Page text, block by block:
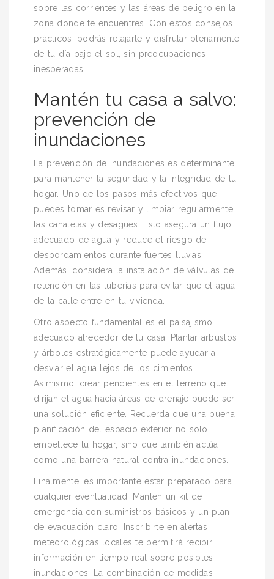
sobre las corrientes y las áreas de peligro en la
zona donde te encuentres. Con estos consejos
prácticos, podrás relajarte y disfrutar plenamente
de tu día bajo el sol, sin preocupaciones
inesperadas.
Mantén tu casa a salvo:
prevención de
inundaciones
La prevención de inundaciones es determinante
para mantener la seguridad y la integridad de tu
hogar. Uno de los pasos más efectivos que
puedes tomar es revisar y limpiar regularmente
las canaletas y desagües. Esto asegura un flujo
adecuado de agua y reduce el riesgo de
desbordamientos durante fuertes lluvias.
Además, considera la instalación de válvulas de
retención en las tuberías para evitar que el agua
de la calle entre en tu vivienda.
Otro aspecto fundamental es el paisajismo
adecuado alrededor de tu casa. Plantar arbustos
y árboles estratégicamente puede ayudar a
desviar el agua lejos de los cimientos.
Asimismo, crear pendientes en el terreno que
dirijan el agua hacia áreas de drenaje puede ser
una solución eficiente. Recuerda que una buena
planificación del espacio exterior no solo
embellece tu hogar, sino que también actúa
como una barrera natural contra inundaciones.
Finalmente, es importante estar preparado para
cualquier eventualidad. Mantén un kit de
emergencia con suministros básicos y un plan
de evacuación claro. Inscribirte en alertas
meteorológicas locales te permitirá recibir
información en tiempo real sobre posibles
inundaciones. La combinación de medidas